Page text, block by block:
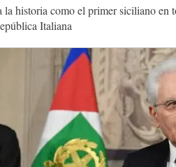
la historia como el primer siciliano
Italiana